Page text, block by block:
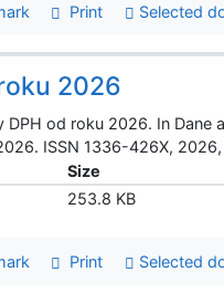
Print Selected
2026
DPH od roku 2026. In
ISSN 1336-426X,
Size
253.8 KB
Print Selected